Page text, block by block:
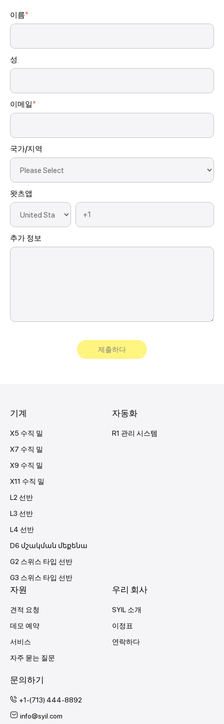
이름*
성
이메일*
국가/지역
왓츠앱
추가 정보
기계
X5 수직 밀
X7 수직 밀
X9 수직 밀
X11 수직 밀
L2 선반
L3 선반
L4 선반
D6 մշակման մեքենա
G2 스위스 타입 선반
G3 스위스 타입 선반
자동화
R1 관리 시스템
자원
견적 요청
데모 예약
서비스
자주 묻는 질문
우리 회사
SYIL 소개
이정표
연락하다
문의하기
+1-(713) 444-8892
info@syil.com